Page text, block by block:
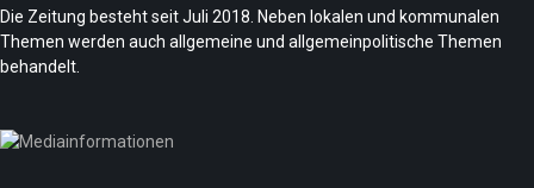
music
Team/Redaktion 21. Juni 2026
„Les Amoureuses“ zur Fête de la Musique
Die Zeitung besteht seit Juli 2018. Neben lokalen und kommunalen
Themen werden auch allgemeine und allgemeinpolitische Themen
behandelt.